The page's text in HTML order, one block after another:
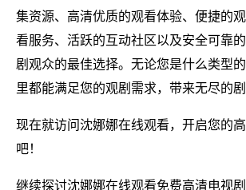
集资源、高清优质的观看体验、便捷的
看服务、活跃的互动社区以及安全可靠
剧观众的最佳选择。无论您是什么类型
里都能满足您的观剧需求，带来无尽的剧
现在就访问沈娜娜在线观看，开启您的
吧！
继续探讨沈娜娜在线观看免费高清电视